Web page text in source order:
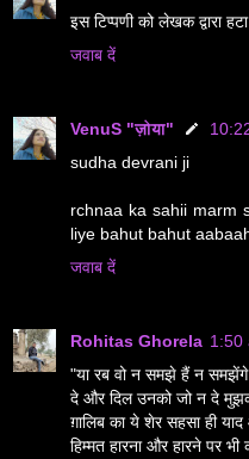
इस टिप्पणी को लेखक द्वारा
जवाब दें
VenuS "ज़ोया"
sudha devrani ji
rchnaa ka sahii marm
liye bahut bahut
जवाब दें
Rohitas Ghorela 1:50
"या रब वो न समझे हैं न समझेंगे
दे और दिल उनको जो न दे
ग़ालिब का ये शेर सहसा ही
हिम्मत हारना और हारने पर